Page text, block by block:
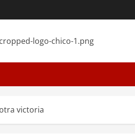
victoria